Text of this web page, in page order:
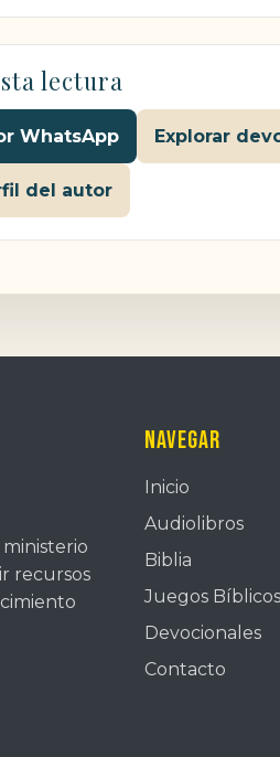
lectura
WhatsApp Explorar
del autor
ministerio
recursos
Navegar
Inicio
Audiolibros
Biblia
Juegos Bíblicos
Devocionales
Contacto